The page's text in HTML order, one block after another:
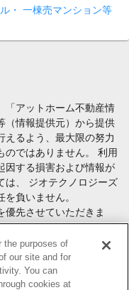
・ 一棟売マンション等
「アットホーム不動産情
（情報提供元）から提供
えるよう、最大限の努力
のではありません。 利用
因する損害および情報が
は、 ジオテクノロジーズ
負いません。
優先させていただきま
みます）の際には、内容
十分な説明を受け、ご自
不動産業務ソリューシ
the purposes of
our site and for
You can
cookies at